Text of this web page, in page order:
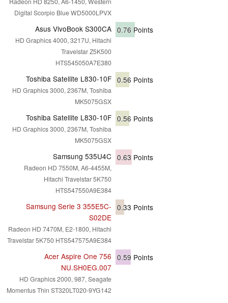
Digital Scorpio Blue WD5000LPVX
Asus VivoBook S300CA
HD Graphics 4000, 3217U, Hitachi
Travelstar Z5K500
HTS545050A7E380
0.76 Points
Toshiba Satellite L830-10F
HD Graphics 3000, 2367M, Toshiba
MK5075GSX
0.56 Points
Toshiba Satellite L830-10F
HD Graphics 3000, 2367M, Toshiba
MK5075GSX
0.56 Points
Samsung 535U4C
Radeon HD 7550M, A6-4455M,
Hitachi Travelstar 5K750
HTS547550A9E384
0.63 Points
Samsung Serie 3 355E5C-
S02DE
Radeon HD 7470M, E2-1800, Hitachi
Travelstar 5K750 HTS547575A9E384
0.33 Points
Acer Aspire One 756
NU.SH0EG.007
HD Graphics 2000, 987, Seagate
Momentus Thin ST320LT020-9YG142
0.59 Points